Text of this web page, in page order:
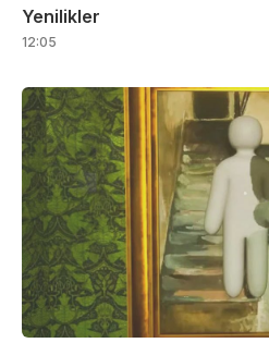
Yenilikler
12:05